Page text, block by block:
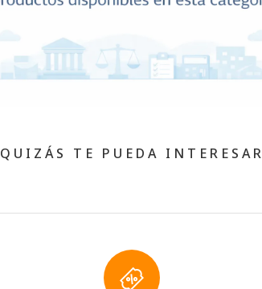
QUIZÁS TE PUEDA INTERESAR